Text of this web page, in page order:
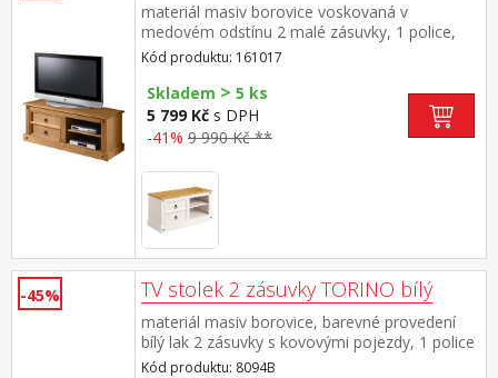
materiál masiv borovice voskovaná v
medovém odstínu 2 malé zásuvky, 1 police,
kovové ozdobné úchytky součást sestavy
Corona
Kód produktu: 161017
Skladem > 5 ks
5 799 Kč s DPH
-41% 9 990 Kč **
-45% TV stolek 2 zásuvky TORINO bílý
materiál masiv borovice, barevné provedení
bílý lak 2 zásuvky s kovovými pojezdy, 1 police
Kód produktu: 8094B